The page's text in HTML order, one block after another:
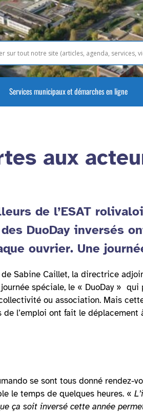
Services municipaux et démarches en ligne
aux
de l’ESAT
DuoDay inversés
ouvrier. Une
Sabine Caillet, la directrice
spéciale, le « DuoDay »
ou association. Mais
l’emploi ont fait le
se sont tous donné rendez-
le temps de quelques heures. «
ça soit inversé cette année